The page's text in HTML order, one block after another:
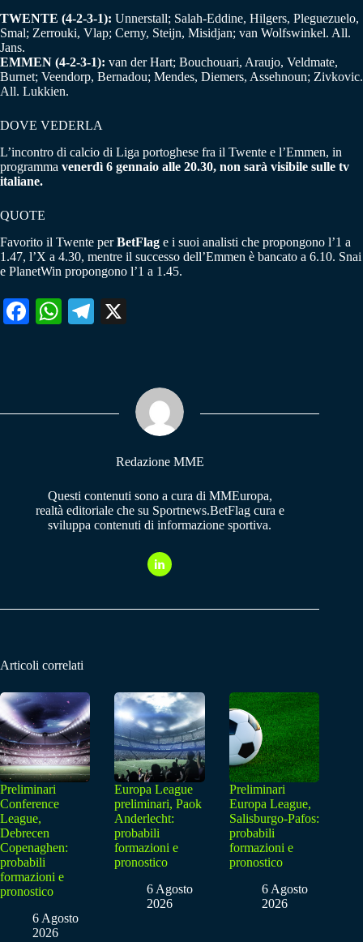
TWENTE (4-2-3-1): Unnerstall; Salah-Eddine, Hilgers, Pleguezuelo,
Smal; Zerrouki, Vlap; Cerny, Steijn, Misidjan; van Wolfswinkel. All.
Jans.
EMMEN (4-2-3-1): van der Hart; Bouchouari, Araujo, Veldmate,
Burnet; Veendorp, Bernadou; Mendes, Diemers, Assehnoun; Zivkovic.
All. Lukkien.
DOVE VEDERLA
L’incontro di calcio di Liga portoghese fra il Twente e l’Emmen, in
programma venerdì 6 gennaio alle 20.30, non sarà visibile sulle tv
italiane.
QUOTE
Favorito il Twente perBetFlag e i suoi analisti che propongono l’1 a
1.47, l’X a 4.30, mentre il successo dell’Emmen è bancato a 6.10. Snai
e PlanetWin propongono l’1 a 1.45.
Fa W
pp
Te
m
Redazione MME
Questi contenuti sono a cura di MMEuropa,
realtà editoriale che su Sportnews.BetFlag cura e
sviluppa contenuti di informazione sportiva.
Articoli correlati
Preliminari
Conference
League,
Debrecen
Copenaghen:
probabili
formazioni e
pronostico
6 Agosto
2026
Europa League
preliminari, Paok
Anderlecht:
probabili
formazioni e
pronostico
6 Agosto
2026
Preliminari
Europa League,
Salisburgo-Pafos:
probabili
formazioni e
pronostico
6 Agosto
2026